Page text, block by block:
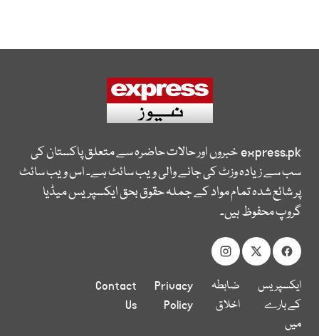
express.pkخبروں اور حالات حاضرہ سے متعلق پاکستان کی
سب سے زیادہ وزٹ کی جانے والی ویب سائٹ ہے۔ اس ویب سائٹ
پر شائع شدہ تمام مواد کے جملہ حقوق بحق ایکسپریس میڈیا
گروپ محفوظ ہیں۔
ایکسپریس
کے بارے
میں
ضابطہ
اخلاق
Privacy
Policy
Contact
Us